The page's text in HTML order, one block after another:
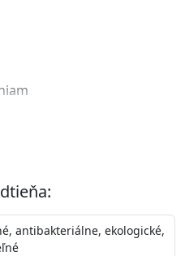
farba s iónmi
zloženiu
na povrchu náteru.
s
antibakteriálne, ekologické,